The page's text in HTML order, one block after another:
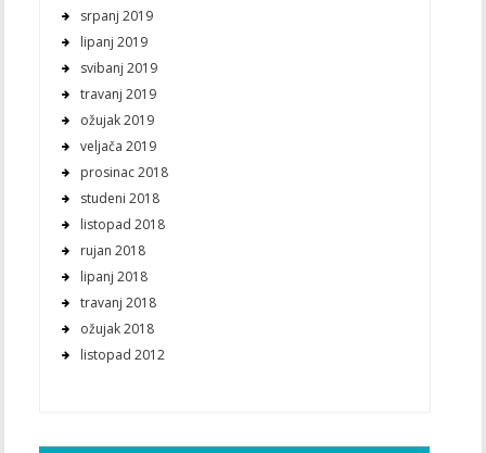
srpanj 2019
lipanj 2019
svibanj 2019
travanj 2019
ožujak 2019
veljača 2019
prosinac 2018
studeni 2018
listopad 2018
rujan 2018
lipanj 2018
travanj 2018
ožujak 2018
listopad 2012